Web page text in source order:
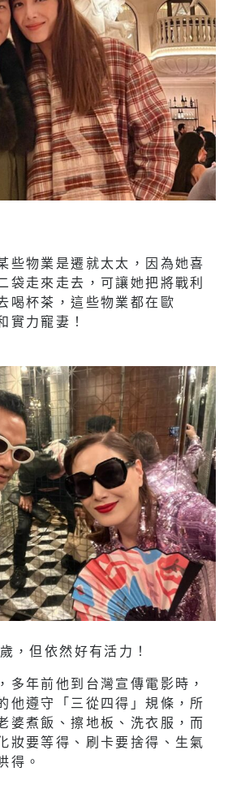
些物業是遷就太太，因為她喜
袋走來走去，可讓她把將戰利
喝杯茶，這些物業都在歐
實力寵妻！
，但依然好有活力！
多年前他到台灣宣傳電影時，
他遵守「三從四得」規條，所
婆煮飯、擦地板、洗衣服，而
妝要等得、刷卡要捨得、生氣
得。